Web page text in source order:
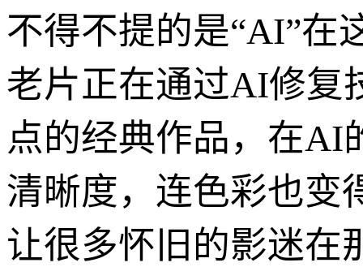
不得不提的是“AI”在
老片正在通过AI修复
点的经典作品，在AI
清晰度，连色彩也变
让很多怀旧的影迷在